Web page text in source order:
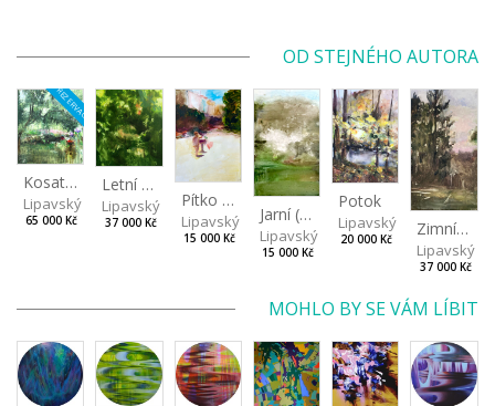
OD STEJNÉHO AUTORA
REZERVACE
Kosatcová zahrada
Lipavský Matěj
65 000 Kč
Letní večer
Lipavský Matěj
37 000 Kč
Pítko (Nad Stromovkou)
Lipavský Matěj
15 000 Kč
Jarní (Studené jaro)
Lipavský Matěj
15 000 Kč
Potok
Lipavský Matěj
20 000 Kč Zimní nebe
Lipavský
37 000 Kč
MOHLO BY SE VÁM LÍBIT